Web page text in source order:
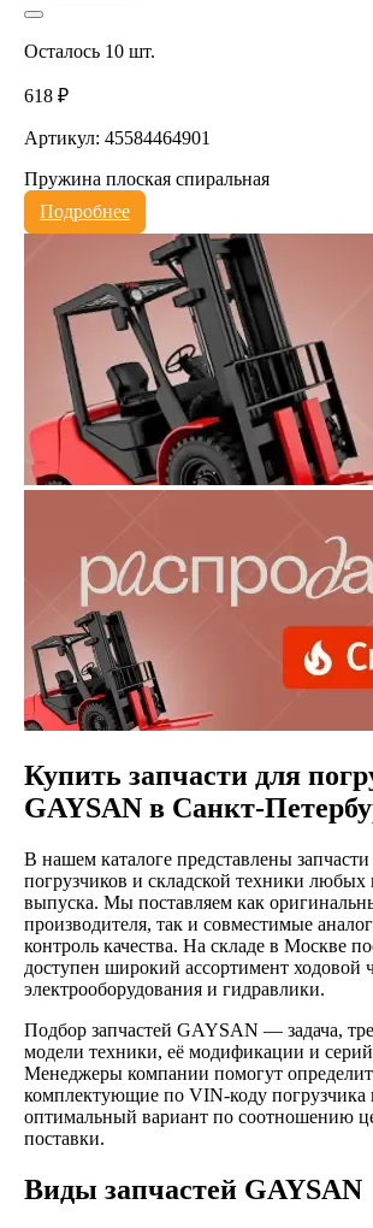
Осталось 10 шт.
618 ₽
Артикул: 45584464901
Пружина плоская спиральная
Подробнее
Купить запчасти для
GAYSAN в Санкт-
В нашем каталоге представлены
погрузчиков и складской техники любых
выпуска. Мы поставляем как
производителя, так и совместимые
контроль качества. На складе в Москве
доступен широкий ассортимент ходовой
электрооборудования и гидравлики.
Подбор запчастей GAYSAN — задача,
модели техники, её модификации и
Менеджеры компании помогут
комплектующие по VIN-коду погрузчика
оптимальный вариант по соотношению
поставки.
Виды запчастей GAYSAN